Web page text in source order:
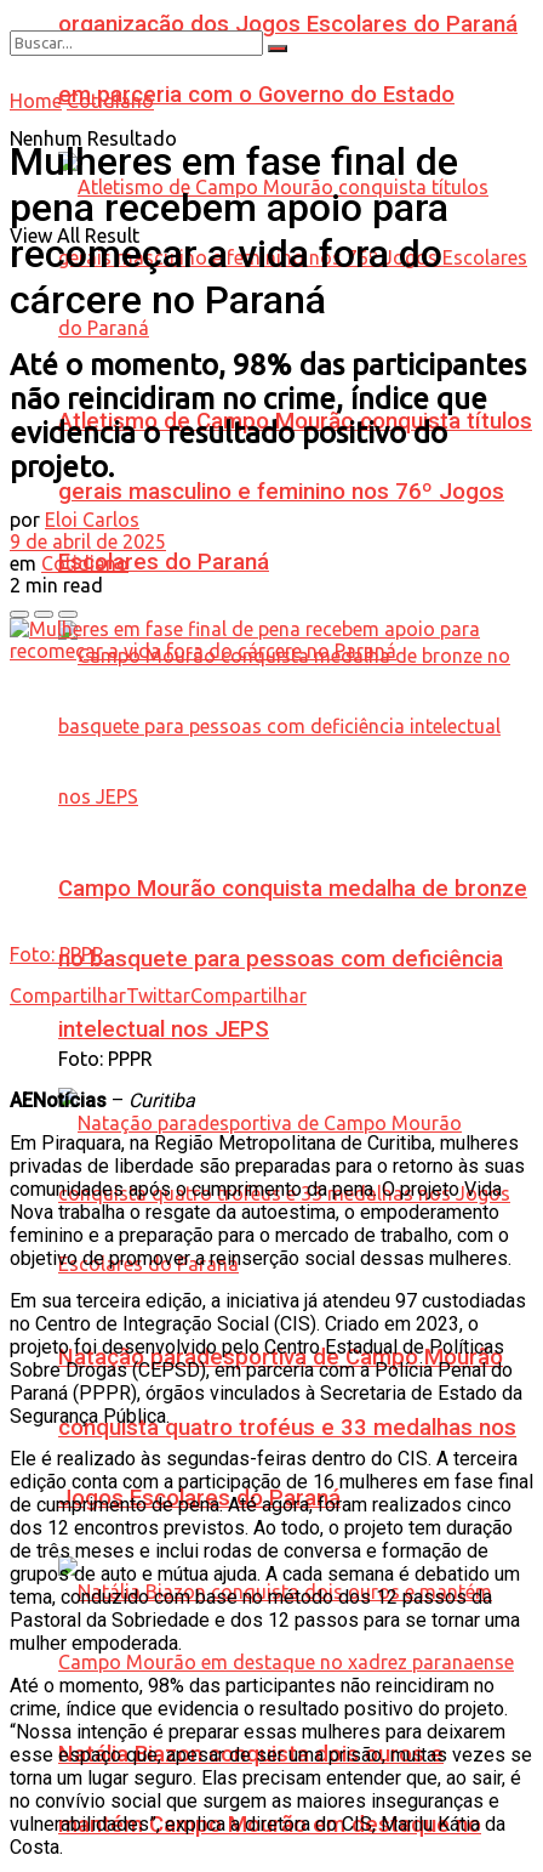
organização dos Jogos Escolares do Paraná
em parceria com o Governo do Estado
Atletismo de Campo Mourão conquista títulos
gerais masculino e feminino nos 76º Jogos
Escolares do Paraná
Campo Mourão conquista medalha de bronze
no basquete para pessoas com deficiência
intelectual nos JEPS
Natação paradesportiva de Campo Mourão
conquista quatro troféus e 33 medalhas nos
Jogos Escolares do Paraná
Natália Biazon conquista dois ouros e
mantém Campo Mourão em destaque no
Nenhum Resultado
View All Result
Home Cotidiano
Mulheres em fase final de
pena recebem apoio para
recomeçar a vida fora do
cárcere no Paraná
Até o momento, 98% das participantes
não reincidiram no crime, índice que
evidencia o resultado positivo do
projeto.
por Eloi Carlos
9 de abril de 2025
em Cotidiano
2 min read
Foto: PPPR
CompartilharTwittarCompartilhar
Foto: PPPR
AENotícias – Curitiba
Em Piraquara, na Região Metropolitana de Curitiba, mulheres
privadas de liberdade são preparadas para o retorno às suas
comunidades após o cumprimento da pena. O projeto Vida
Nova trabalha o resgate da autoestima, o empoderamento
feminino e a preparação para o mercado de trabalho, com o
objetivo de promover a reinserção social dessas mulheres.
Em sua terceira edição, a iniciativa já atendeu 97 custodiadas
no Centro de Integração Social (CIS). Criado em 2023, o
projeto foi desenvolvido pelo Centro Estadual de Políticas
Sobre Drogas (CEPSD), em parceria com a Polícia Penal do
Paraná (PPPR), órgãos vinculados à Secretaria de Estado da
Segurança Pública.
Ele é realizado às segundas-feiras dentro do CIS. A terceira
edição conta com a participação de 16 mulheres em fase final
de cumprimento de pena. Até agora, foram realizados cinco
dos 12 encontros previstos. Ao todo, o projeto tem duração
de três meses e inclui rodas de conversa e formação de
grupos de auto e mútua ajuda. A cada semana é debatido um
tema, conduzido com base no método dos 12 passos da
Pastoral da Sobriedade e dos 12 passos para se tornar uma
mulher empoderada.
Até o momento, 98% das participantes não reincidiram no
crime, índice que evidencia o resultado positivo do projeto.
“Nossa intenção é preparar essas mulheres para deixarem
esse espaço que, apesar de ser uma prisão, muitas vezes se
torna um lugar seguro. Elas precisam entender que, ao sair, é
no convívio social que surgem as maiores inseguranças e
vulnerabilidades”, explica a diretora do CIS, Marilu Kátia da
Costa.